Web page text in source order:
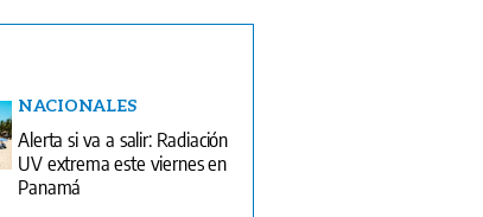
NACIONALES
Alerta si va a salir: Radiación
UV extrema este viernes en
Panamá